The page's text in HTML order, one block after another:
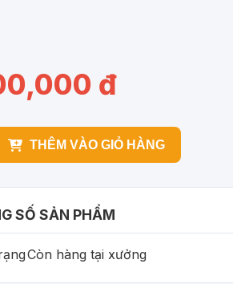
đ
THÊM VÀO GIỎ HÀNG
SỐ SẢN PHẨM
Còn hàng tại xưởng